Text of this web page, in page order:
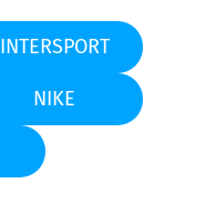
INTERSPORT
NIKE